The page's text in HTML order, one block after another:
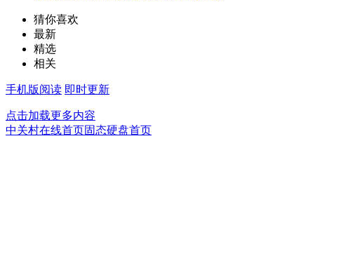
猜你喜欢
最新
精选
相关
手机版阅读 即时更新
点击加载更多内容
中关村在线首页固态硬盘首页